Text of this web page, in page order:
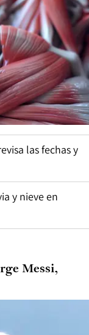
las fechas y
y nieve en
Messi,